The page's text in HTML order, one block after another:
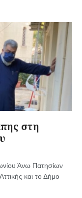
στη
Άνω Πατησίων
και το Δήμο